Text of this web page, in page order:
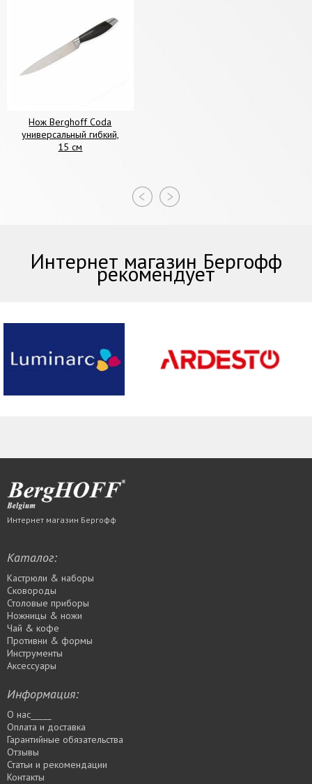
Нож Berghoff Coda
универсальный гибкий,
15 см
Интернет магазин Бергофф
рекомендует
Интернет магазин Бергофф
Каталог:
Кастрюли & наборы
Сковороды
Столовые приборы
Ножницы & ножи
Чай & кофе
Противни & формы
Инструменты
Аксессуары
Информация:
О нас_____
Оплата и доставка
Гарантийные обязательства
Отзывы
Статьи и рекомендации
Контакты